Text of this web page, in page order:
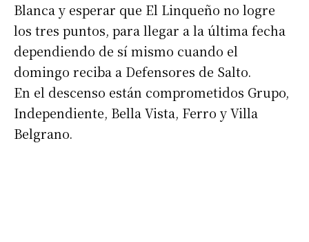
Blanca y esperar que El Linqueño no logre
los tres puntos, para llegar a la última fecha
dependiendo de sí mismo cuando el
domingo reciba a Defensores de Salto.
En el descenso están comprometidos Grupo,
Independiente, Bella Vista, Ferro y Villa
Belgrano.